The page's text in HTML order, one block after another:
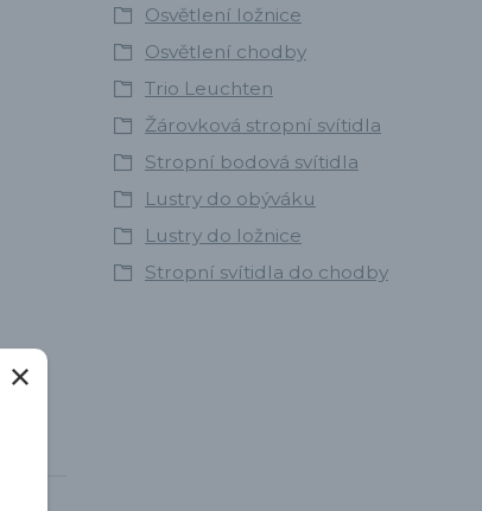
Osvětlení ložnice
Osvětlení chodby
Trio Leuchten
Žárovková stropní svítidla
Stropní bodová svítidla
Lustry do obýváku
Lustry do ložnice
Stropní svítidla do chodby